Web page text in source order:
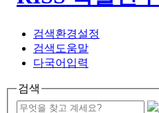
검색환경설정
검색도움말
다국어입력
검색